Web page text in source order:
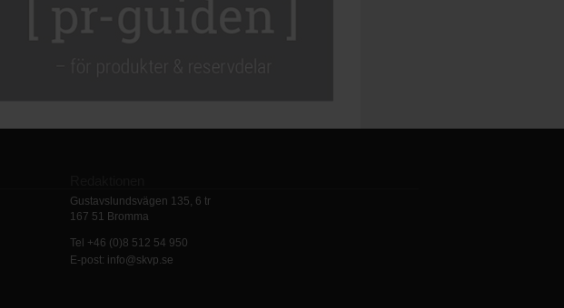
Gustavslundsvägen 135, 6 tr
167 51 Bromma
Tel +46 (0)8 512 54 950
E-post: info@skvp.se